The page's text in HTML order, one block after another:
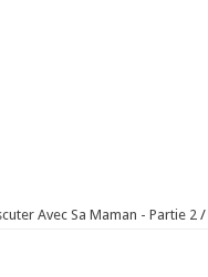
Avec Sa Maman - Partie 2 /